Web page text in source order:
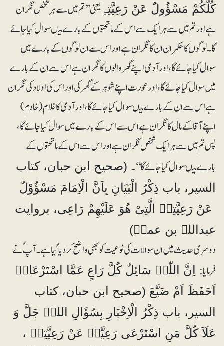
کُلُّکُمْ مَسْؤُولٌ عَنْ رَعِیَّتِہِ یعنی ’’تم میں سے ہر شخص نگران
ہے اور تم میں سے ہر ایک سے اس کے ماتحتوں کے بارے میںسوال کیا جائے
گا۔ لوگوں کا حکمران ان کا نگران ہے اور اس سے ان لوگوں کے بارے میں
سوال کیا جائے گا، اور آدمی اپنے گھر والوں کا نگران ہے اس سے ان کے بارے
میں سوال کیا جائے گا، اورعورت اپنے شوہر کے گھر کی اور اس کی اولادکی نگران
ہے اس سے ان کے بارے میںسوال کیا جائے گا، اور آدمی کا غلام( خادم)
اپنے آقا کے مال کا نگران ہے اس سے اس کے بارے میں سوال کیا جائے گا،
پس تم میں سے ہر ایک شخص نگران ہے اوراس سے اس کے ماتحتوں کے
بارے میںسوال کیا جائے گا‘‘۔(صحیح ابن حبان، کتاب
السیر، باب ذِکْرُ الْبَیَانِ بِاَنَّ الْاِمَامَ مَسْؤُوْلٌ
عَنْ رَعِیَّتِہِ الَّتِیْ ھُوَ عَلَیْھِمْ رَاعِی، بروایت
عبداللہ بن عمرؓ)
دوسری حدیث میں ان سوالات کی نوعیت کو بھی واضح کردیا گیا ہے۔ آپؐ نے
فرمایا:اِنَّ اللّٰہَ سَائِلٌ کُلَّ رَاعٍ عَمَّا اسْتَرْعَاہُ
اَحَفَظَ اَمْ ضَیَّعَ (صحیح ابن حبان، کتاب
السیر، باب ذِکْرُ الْاِخْبَارِ بِسُؤَالِِ اللہِ جَلَّ وَ
عَلَاَ کُلَّ مَنِ اسْتَرْعَی رَعِیَّۃً عَنْ رَعِیَّتِہِ ،